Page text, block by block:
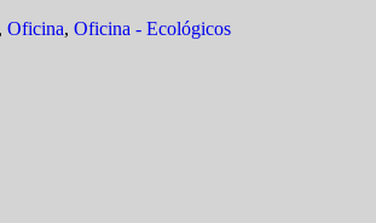
, Oficina, Oficina - Ecológicos